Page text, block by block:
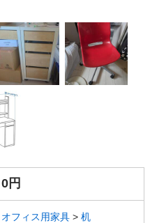
0円
オフィス用家具 > 机